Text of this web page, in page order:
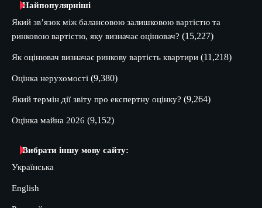
Найпопулярніші
Який зв’язок між балансовою залишковою вартістю та
ринковою вартістю, яку визначає оцінювач? (15,227)
Як оцінювач визначає ринкову вартість квартири (11,218)
Оцінка нерухомості (9,380)
Який термін дії звіту про експертну оцінку? (9,264)
Оцінка майна 2026 (9,152)
Вибрати іншу мову сайту:
Українська
English